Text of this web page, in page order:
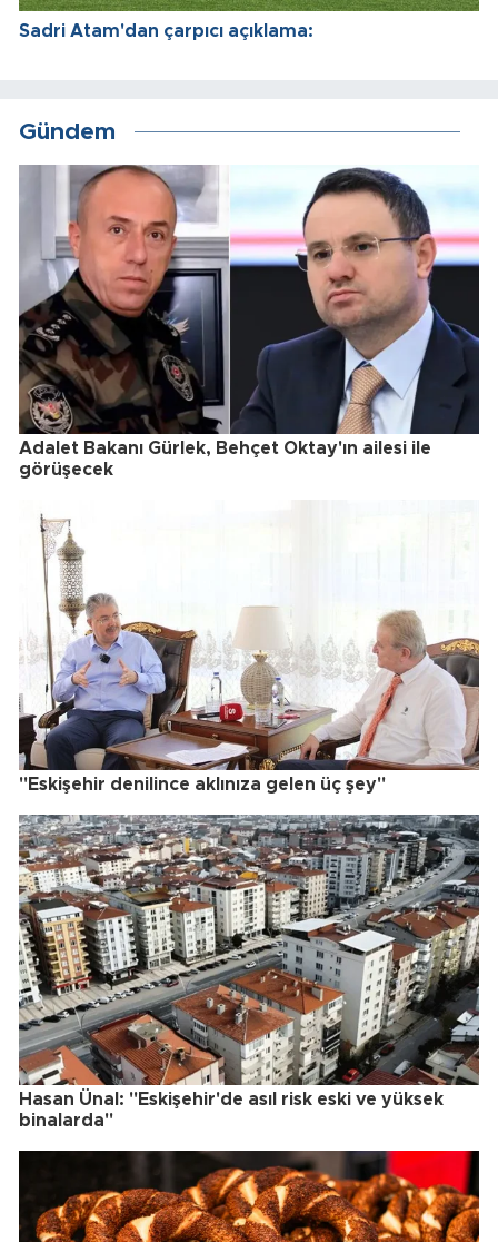
Sadri Atam'dan çarpıcı açıklama:
Gündem
Adalet Bakanı Gürlek, Behçet Oktay'ın ailesi ile
görüşecek
"Eskişehir denilince aklınıza gelen üç şey"
Hasan Ünal: "Eskişehir'de asıl risk eski ve yüksek
binalarda"